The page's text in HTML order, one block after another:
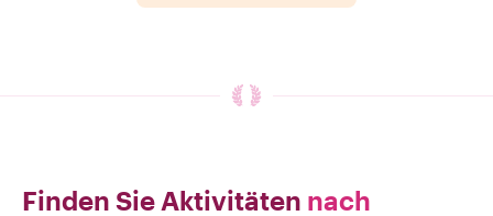
Finden Sie Aktivitäten nach